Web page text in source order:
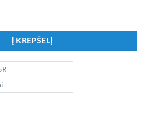
Į KREPŠELĮ